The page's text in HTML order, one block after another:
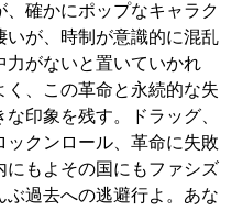
、確かにポップなキャラク
いが、時制が意識的に混乱
力がないと置いていかれ
く、この革命と永続的な失
印象を残す。ドラッグ、
ックンロール、革命に失敗
にもよその国にもファシズ
ぶ過去への逃避行よ。あな